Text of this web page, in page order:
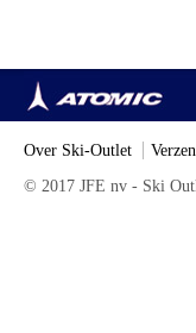
Over Ski-Outlet
© 2017 JFE nv - Ski